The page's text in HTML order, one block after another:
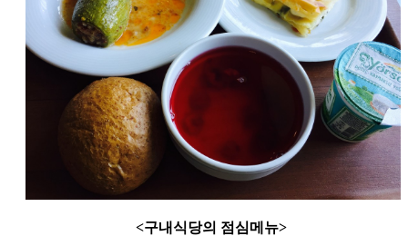
<구내식당의 점심메뉴>